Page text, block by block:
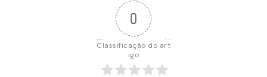
0
Classificação do art
igo